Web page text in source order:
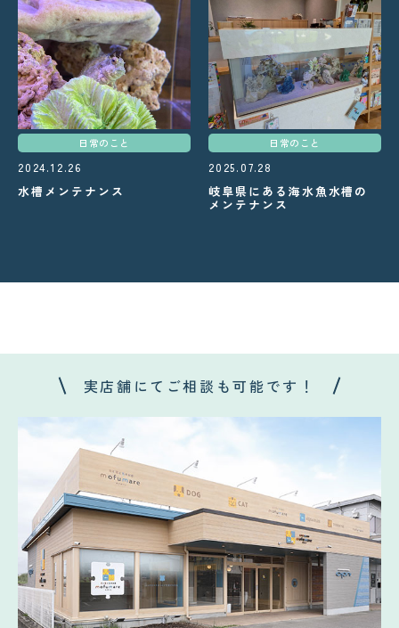
日常のこと
2024.12.26
水槽メンテナンス
日常のこと
2025.07.28
岐阜県にある海水魚水槽の
メンテナンス
実店舗にてご相談も可能です！